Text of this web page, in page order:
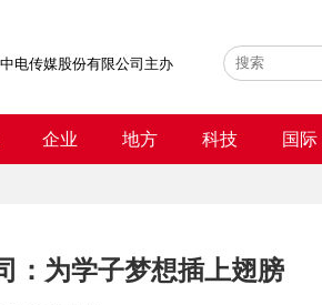
电传媒股份有限公司主办
企业 地方 科技 国际
：为学子梦想插上翅膀